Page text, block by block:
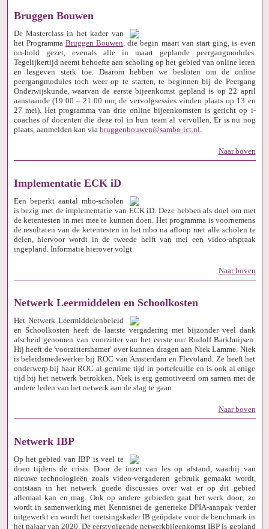
Bruggen Bouwen
De Masterclass in het kader van
het Programma Bruggen Bouwen, die begin maart van start ging, is even
on-hold gezet, evenals alle in maart geplande peergangmodules.
Tegelijkertijd neemt behoefte aan scholing op het gebied van online leren
en lesgeven sterk toe. Daarom hebben we besloten om de online
peergangmodules toch weer op te starten, te beginnen bij de Peergang
Onderwijskunde, waarvan de eerste bijeenkomst gepland is op 22 april
aanstaande (19:00 – 21:00 uur, de vervolgsessies vinden plaats op 13 en
27 mei). Het programma van drie online bijeenkomsten is gericht op i-
coaches of docenten die deze rol in hun team al vervullen. Er is nu nog
plaats, aanmelden kan via bruggenbouwen@sambo-ict.nl.
Naar boven
Implementatie ECK iD
Een beperkt aantal mbo-scholen
is bezig met de implementatie van ECK iD. Deze hebben als doel om met
de ketentesten in mei mee te kunnen doen. Het programma is voornemens
de resultaten van de ketentesten in het mbo na afloop met alle scholen te
delen, hiervoor wordt in de tweede helft van mei een video-afspraak
ingepland. Informatie hierover volgt.
Naar boven
Netwerk Leermiddelen en Schoolkosten
Het Netwerk Leermiddelenbeleid
en Schoolkosten heeft de laatste vergadering met bijzonder veel dank
afscheid genomen van voorzitter van het eerste uur Rudolf Barkhuijsen.
Hij heeft de 'voorzittershamer' over kunnen dragen aan Niek Lamme. Niek
is beleidsmedewerker bij ROC van Amsterdam en Flevoland. Ze heeft het
onderwerp bij haar ROC al geruime tijd in portefeuille en is ook al enige
tijd bij het netwerk betrokken. Niek is erg gemotiveerd om samen met de
andere leden van het netwerk aan de slag te gaan.
Naar boven
Netwerk IBP
Op het gebied van IBP is veel te
doen tijdens de crisis. Door de inzet van les op afstand, waarbij van
nieuwe technologieën zoals video-vergaderen gebruik gemaakt wordt,
ontstaan in het netwerk goede discussies over wat er op dit gebied
allemaal kan en mag. Ook op andere gebieden gaat het werk door; zo
wordt in samenwerking met Kennisnet de generieke DPIA-aanpak verder
uitgewerkt en wordt het toetsingskader IB geüpdate voor de benchmark in
het najaar van 2020. De eerstvolgende netwerkbijeenkomst IBP is gepland